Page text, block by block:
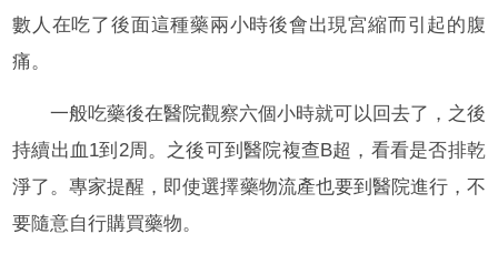
數人在吃了後面這種藥兩小時後會出現宮縮而引起的腹
痛。
一般吃藥後在醫院觀察六個小時就可以回去了，之後
持續出血1到2周。之後可到醫院複查B超，看看是否排乾
淨了。專家提醒，即使選擇藥物流產也要到醫院進行，不
要隨意自行購買藥物。